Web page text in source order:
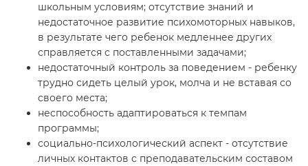
школьным условиям; отсутствие знаний и
недостаточное развитие психомоторных навыков,
в результате чего ребенок медленнее других
справляется с поставленными задачами;
недостаточный контроль за поведением - ребенку
трудно сидеть целый урок, молча и не вставая со
своего места;
неспособность адаптироваться к темпам
программы;
социально-психологический аспект - отсутствие
личных контактов с преподавательским составом